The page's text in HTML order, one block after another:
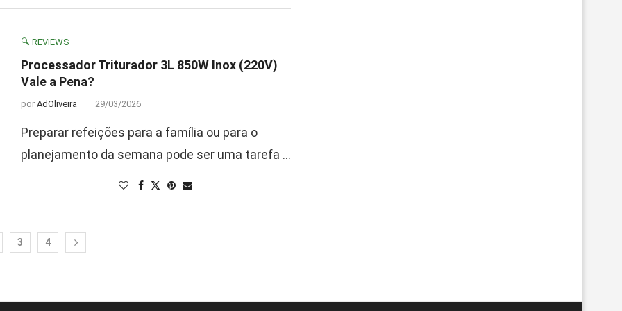
🔍 REVIEWS
Processador Triturador 3L 850W Inox (220V)
Vale a Pena?
por AdOliveira 29/03/2026
Preparar refeições para a família ou para o
planejamento da semana pode ser uma tarefa …
3 4